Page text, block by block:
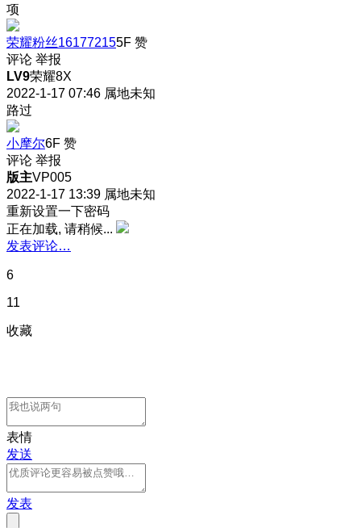
项
荣耀粉丝161772155F 赞
评论 举报
LV9荣耀8X
2022-1-17 07:46 属地未知
路过
小摩尔6F 赞
评论 举报
版主VP005
2022-1-17 13:39 属地未知
重新设置一下密码
正在加载, 请稍候...
发表评论…
6
11
收藏
表情
发送
发表